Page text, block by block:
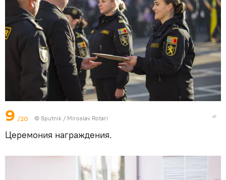
9 /20 © Sputnik / Miroslav Rotari
Церемония награждения.